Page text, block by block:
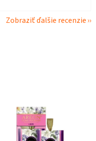
Zobraziť ďalšie recenzie